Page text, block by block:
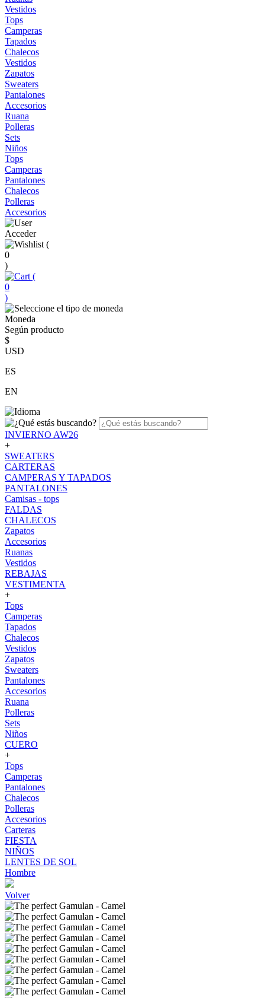
Vestidos
Tops
Camperas
Tapados
Chalecos
Vestidos
Zapatos
Sweaters
Pantalones
Accesorios
Ruana
Polleras
Sets
Niños
Tops
Camperas
Pantalones
Chalecos
Polleras
Accesorios
Acceder
(
0
)
(
0
)
Moneda
Según producto
$
USD
ES
EN
INVIERNO AW26
+
SWEATERS
CARTERAS
CAMPERAS Y TAPADOS
PANTALONES
Camisas - tops
FALDAS
CHALECOS
Zapatos
Accesorios
Ruanas
Vestidos
REBAJAS
VESTIMENTA
+
Tops
Camperas
Tapados
Chalecos
Vestidos
Zapatos
Sweaters
Pantalones
Accesorios
Ruana
Polleras
Sets
Niños
CUERO
+
Tops
Camperas
Pantalones
Chalecos
Polleras
Accesorios
Carteras
FIESTA
NIÑOS
LENTES DE SOL
Hombre
Volver